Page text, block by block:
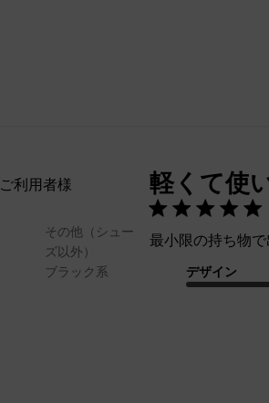
ご利用者様
その他（シュー
ズ以外）
ブラック系
軽くて使
最小限の持ち物
デザイン